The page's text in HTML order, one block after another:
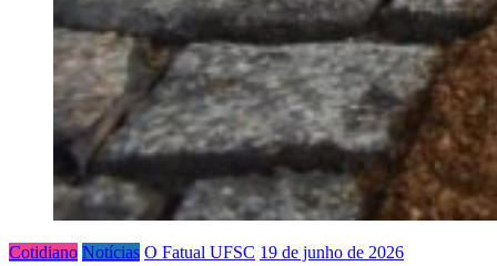
Cotidiano Notícias O Fatual UFSC 19 de junho de 2026